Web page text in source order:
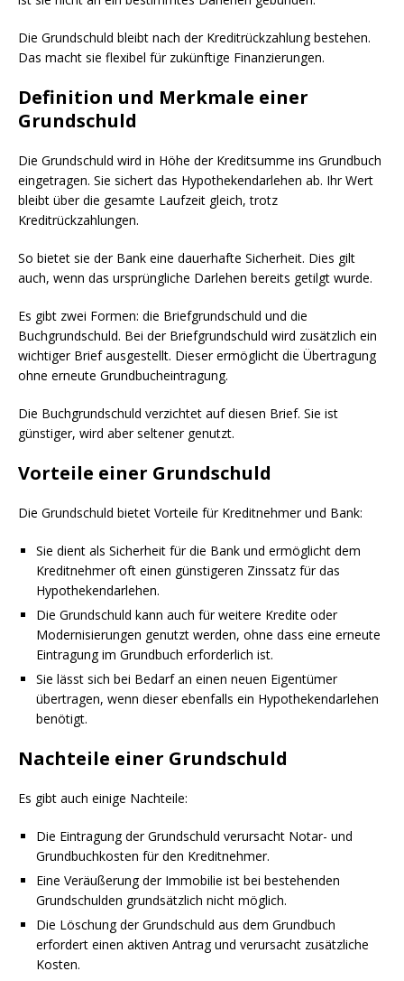
Die Grundschuld bleibt nach der Kreditrückzahlung bestehen.
Das macht sie flexibel für zukünftige Finanzierungen.
Definition und Merkmale einer
Grundschuld
Die Grundschuld wird in Höhe der Kreditsumme ins Grundbuch
eingetragen. Sie sichert das Hypothekendarlehen ab. Ihr Wert
bleibt über die gesamte Laufzeit gleich, trotz
Kreditrückzahlungen.
So bietet sie der Bank eine dauerhafte Sicherheit. Dies gilt
auch, wenn das ursprüngliche Darlehen bereits getilgt wurde.
Es gibt zwei Formen: die Briefgrundschuld und die
Buchgrundschuld. Bei der Briefgrundschuld wird zusätzlich ein
wichtiger Brief ausgestellt. Dieser ermöglicht die Übertragung
ohne erneute Grundbucheintragung.
Die Buchgrundschuld verzichtet auf diesen Brief. Sie ist
günstiger, wird aber seltener genutzt.
Vorteile einer Grundschuld
Die Grundschuld bietet Vorteile für Kreditnehmer und Bank:
Sie dient als Sicherheit für die Bank und ermöglicht dem
Kreditnehmer oft einen günstigeren Zinssatz für das
Hypothekendarlehen.
Die Grundschuld kann auch für weitere Kredite oder
Modernisierungen genutzt werden, ohne dass eine erneute
Eintragung im Grundbuch erforderlich ist.
Sie lässt sich bei Bedarf an einen neuen Eigentümer
übertragen, wenn dieser ebenfalls ein Hypothekendarlehen
benötigt.
Nachteile einer Grundschuld
Es gibt auch einige Nachteile:
Die Eintragung der Grundschuld verursacht Notar- und
Grundbuchkosten für den Kreditnehmer.
Eine Veräußerung der Immobilie ist bei bestehenden
Grundschulden grundsätzlich nicht möglich.
Die Löschung der Grundschuld aus dem Grundbuch
erfordert einen aktiven Antrag und verursacht zusätzliche
Kosten.